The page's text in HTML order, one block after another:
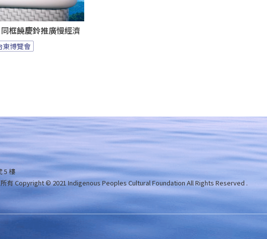
框饒慶鈴推廣慢經濟
東博覽會
5 樓
所有Copyright © 2021 Indigenous Peoples Cultural Foundation All Rights Reserved .